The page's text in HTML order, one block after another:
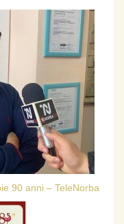
90 anni – TeleNorba